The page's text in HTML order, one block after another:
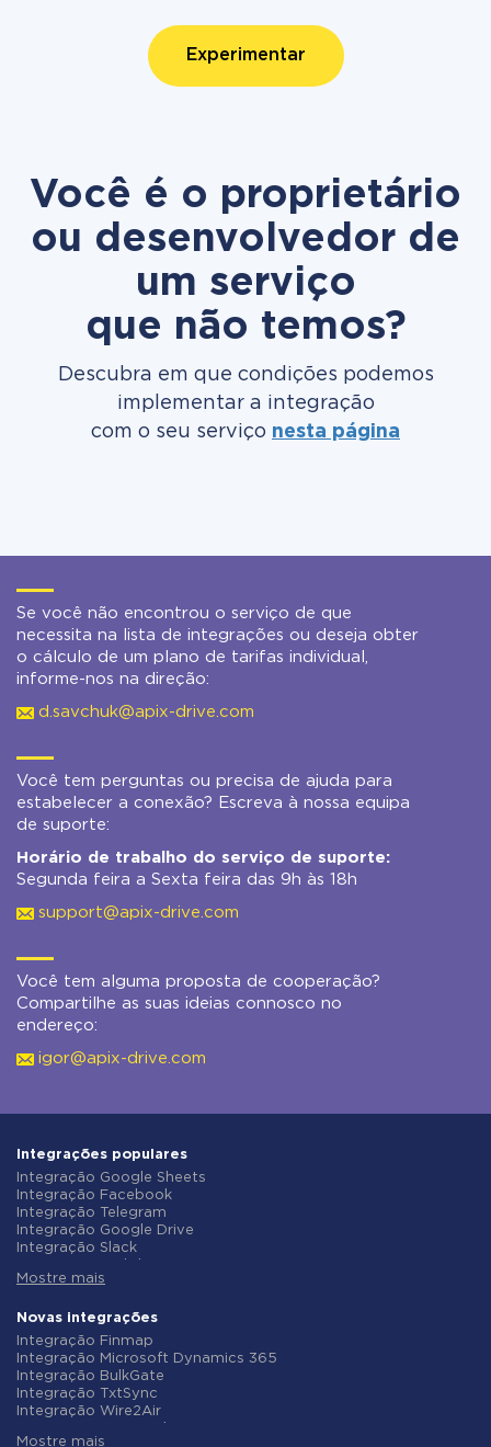
Experimentar
Você é o proprietário
ou desenvolvedor de
um serviço
que não temos?
Descubra em que condições podemos
implementar a integração
com o seu serviço nesta página
Se você não encontrou o serviço de que
necessita na lista de integrações ou deseja obter
o cálculo de um plano de tarifas individual,
informe-nos na direção:
d.savchuk@apix-drive.com
Você tem perguntas ou precisa de ajuda para
estabelecer a conexão? Escreva à nossa equipa
de suporte:
Horário de trabalho do serviço de suporte:
Segunda feira a Sexta feira das 9h às 18h
support@apix-drive.com
Você tem alguma proposta de cooperação?
Compartilhe as suas ideias connosco no
endereço:
igor@apix-drive.com
Integrações populares
Integração Google Sheets
Integração Facebook
Integração Telegram
Integração Google Drive
Integração Slack
Integração Gmail
Integração ClickUp
Integração Airtable
Integração Google Contacts
Integração OpenAI (ChatGPT)
Integração Instagram
Integração ActiveCampaign
Integração Typeform
Integração Salesforce CRM
Mostre mais
Novas integrações
Integração Finmap
Integração Microsoft Dynamics 365
Integração BulkGate
Integração TxtSync
Integração Wire2Air
Mostre mais